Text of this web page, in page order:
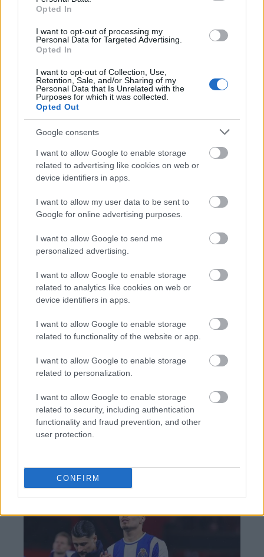
Opted In
I want to opt-out of processing my
Personal Data for Targeted Advertising.
Opted In
I want to opt-out of Collection, Use,
Retention, Sale, and/or Sharing of my
Personal Data that Is Unrelated with the
Purposes for which it was collected.
Opted Out
Google consents
I want to allow Google to enable storage
related to advertising like cookies on web or
device identifiers in apps.
I want to allow my user data to be sent to
Google for online advertising purposes.
I want to allow Google to send me
personalized advertising.
I want to allow Google to enable storage
related to analytics like cookies on web or
device identifiers in apps.
I want to allow Google to enable storage
related to functionality of the website or app.
I want to allow Google to enable storage
related to personalization.
I want to allow Google to enable storage
related to security, including authentication
functionality and fraud prevention, and other
user protection.
CONFIRM
Διαβάζονται αυτή τη στιγμή
Η γαλάζια «θετική ατζέντα» στο δρόμο για το
2027 - Το παράπονο της Καρυστιανού - Στον
ΣΥΡΙΖΑ μελετούν Ιστορία
Πυρόπληκτοι: Τι σημαίνουν τα «πράσινα»,
«κίτρινα» και «κόκκινα» σπίτια για τις
Ποια είναι η (κυβερνητική) λίστα με τα μεγάλα
οδικά έργα και τα εκτιμώμενα
TAGS: Κυριάκος Μητσοτάκης Gov.gr
BEST OFINTERNET